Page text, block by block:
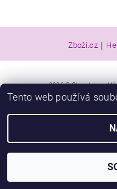
Zboží.cz |
2026 © Obuv Luna -
Tento web používá